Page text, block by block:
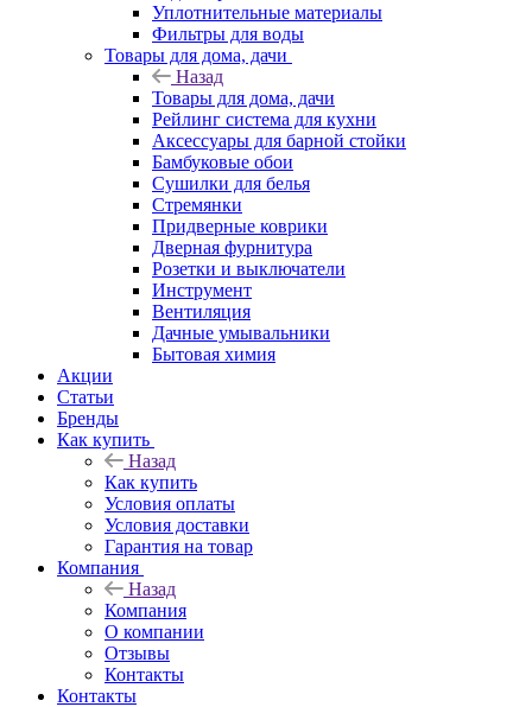
Уплотнительные материалы
Фильтры для воды
Товары для дома, дачи
Назад
Товары для дома, дачи
Рейлинг система для кухни
Аксессуары для барной стойки
Бамбуковые обои
Сушилки для белья
Стремянки
Придверные коврики
Дверная фурнитура
Розетки и выключатели
Инструмент
Вентиляция
Дачные умывальники
Бытовая химия
Акции
Статьи
Бренды
Как купить
Назад
Как купить
Условия оплаты
Условия доставки
Гарантия на товар
Компания
Назад
Компания
О компании
Отзывы
Контакты
Контакты